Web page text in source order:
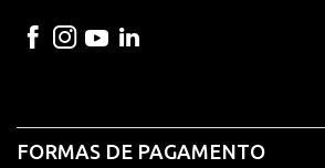
FORMAS DE PAGAMENTO